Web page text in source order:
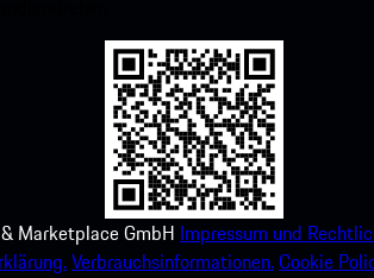
Marketplace GmbH Impressum und
Verbrauchsinformationen.Cookie